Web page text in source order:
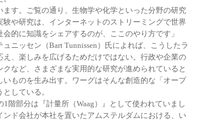
ます。ご覧の通り、生物学や化学といった分野の研究
や研究は、インターネットのストリーミングで世界
的に知識をシェアするのが、ここのやり方です」
ニッセン（Bart Tunnissen）氏によれば、こうしたラ
、楽しみを広げるためだけではない。行政や企業の
など、さまざまな実用的な研究が進められていると
ものを生み出す。ワーグはそんな創造的な「オープ
している。
階部分は『計量所（Waag）』として使われていまし
ド会社が本社を置いたアムステルダムにおける、い